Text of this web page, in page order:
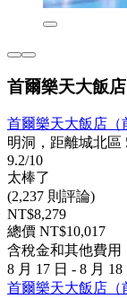
首爾樂天大飯
首爾樂天大飯店（
明洞，距離城北區
9.2/10
太棒了
(2,237 則評論)
NT$8,279
總價 NT$10,017
含稅金和其他費用
8 月 17 日 - 8 月 18
首爾樂天大飯店（